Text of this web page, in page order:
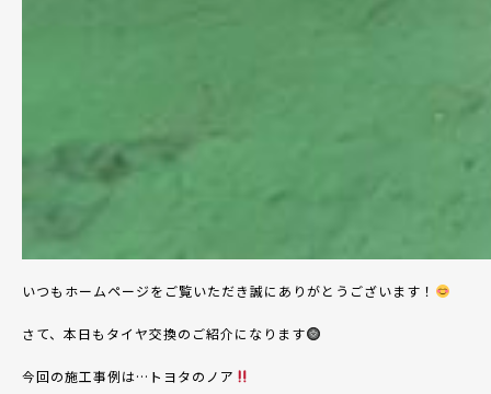
いつもホームページをご覧いただき誠にありがとうございます！
さて、本日もタイヤ交換のご紹介になります
今回の施工事例は…トヨタのノア